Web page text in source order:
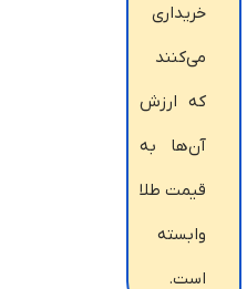
خریداری
می‌کنند
که ارزش
آن‌ها به
قیمت طلا
وابسته
است.